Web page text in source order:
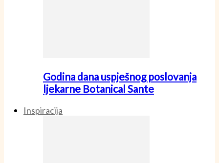
Godina dana uspješnog poslovanja
ljekarne Botanical Sante
Inspiracija